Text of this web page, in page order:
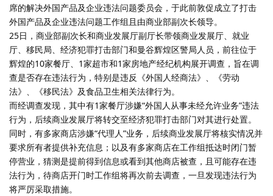
席的解决外国产品及企业违法问题委员会，于此前敦促成立了打击
外国产品及企业违法问题工作组且由商业部副次长领导。
25日，商业部副次长和商业发展厅副厅长带领商业发展厅、就业
厅、移民局、经济犯罪打击部门和曼谷辉煌区警局人员，前往位于
辉煌的10家餐厅、1家超市和1家房地产经纪机构展开调查，旨在调
查是否存在违法行为，特别是违反《外国人经商法》、《劳动
法》、《移民法》及食品卫生相关法律行为。
而经调查发现，其中有1家餐厅涉嫌“外国人从事未经允许业务”违法
行为，后续商业发展厅将转交至经济犯罪打击部门对其进行处置。
同时，有多家商店涉嫌“代理人”业务，后续商业发展厅将核实情况并
要求所有者提供补充信息；以及有多家商店在工作组抵达时闭门暂
停营业，猜测是提前得到信息或看到其他商店被查，且可能存在违
法行为，待商店开门时工作组将再次前去调查，一旦发现违法行为
将严厉采取措施。